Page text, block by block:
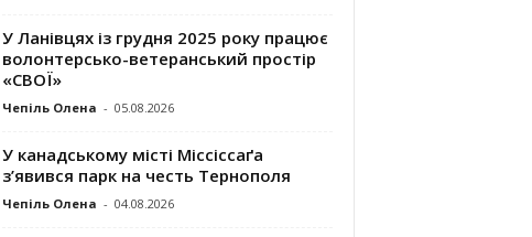
У Ланівцях із грудня 2025 року працює
волонтерсько-ветеранський простір
«СВОЇ»
Чепіль Олена - 05.08.2026
У канадському місті Міссіссаґа
з’явився парк на честь Тернополя
Чепіль Олена - 04.08.2026